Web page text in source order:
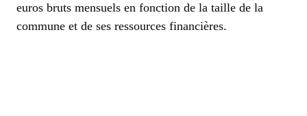
euros bruts mensuels en fonction de la taille de la
commune et de ses ressources financières.